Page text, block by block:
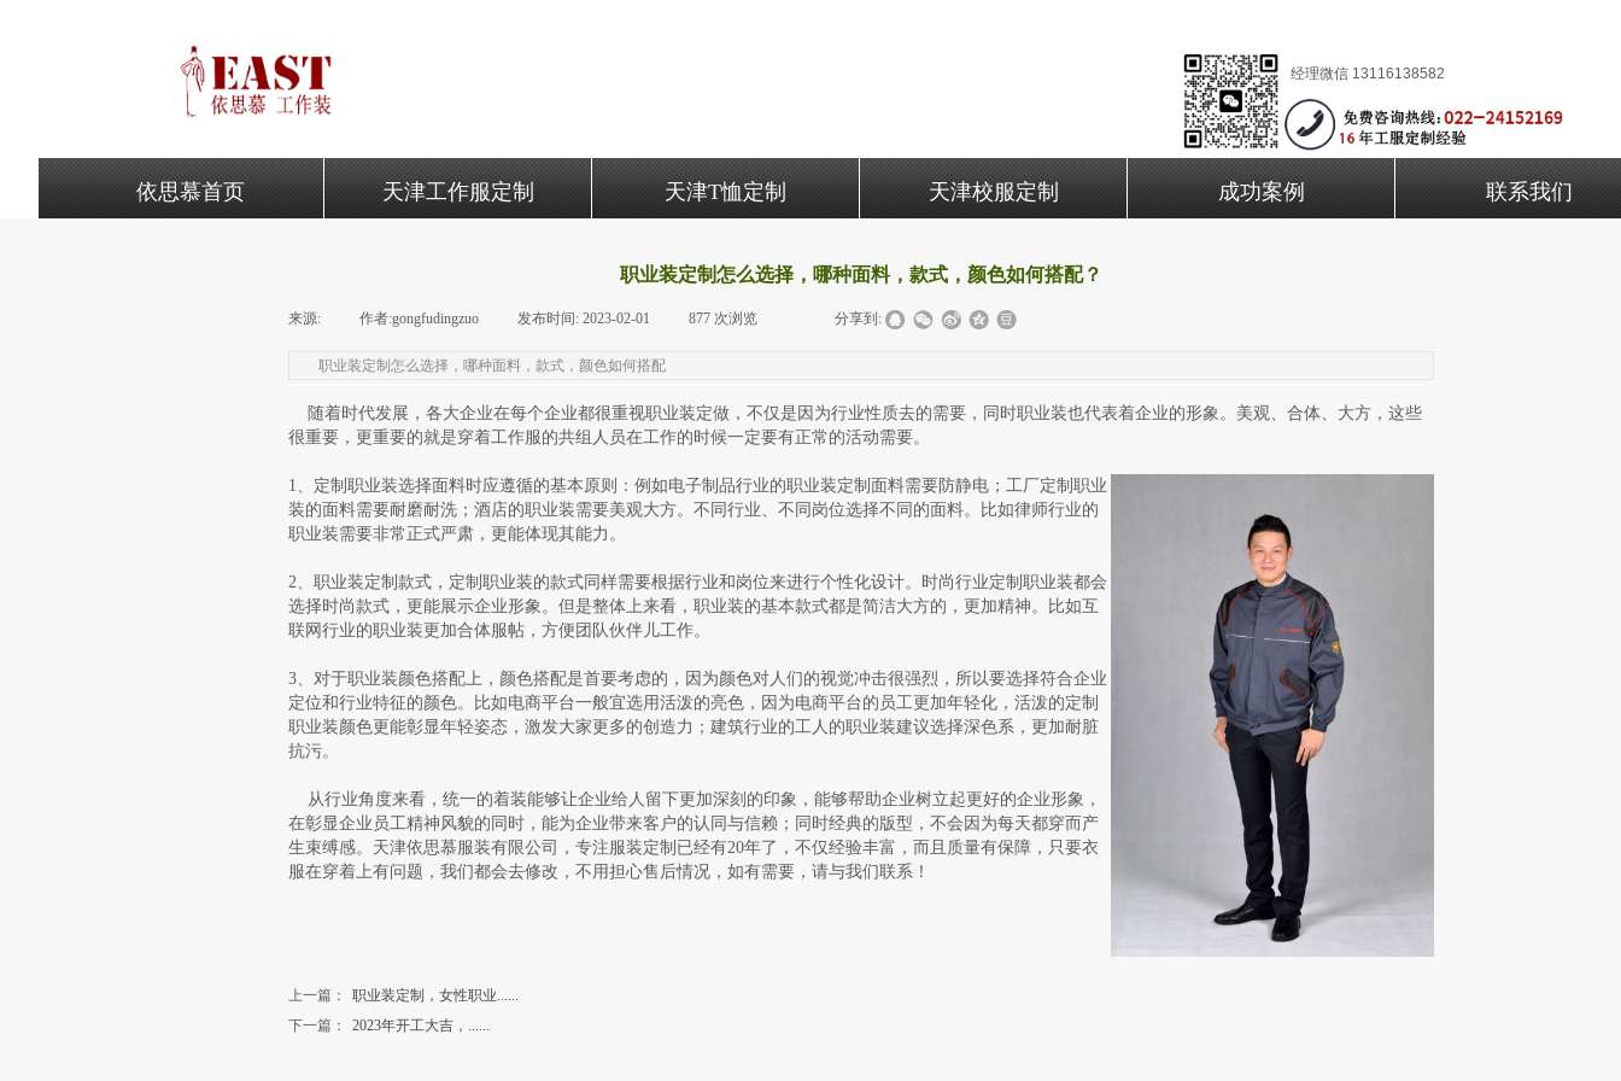
经理微信 13116138582
依思慕首页 天津工作服定制 天津T恤定制 天津校服定制 成功案例 联系我们
职业装定制怎么选择，哪种面料，款式，颜色如何搭配？
来源: 作者:gongfudingzuo 发布时间: 2023-02-01 877 次浏览 分享到:
职业装定制怎么选择，哪种面料，款式，颜色如何搭配
随着时代发展，各大企业在每个企业都很重视职业装定做，不仅是因为行业性质去的需要，同时职业装也代表着企业的形象。美观、合体、大方，这些
很重要，更重要的就是穿着工作服的共组人员在工作的时候一定要有正常的活动需要。
1、定制职业装选择面料时应遵循的基本原则：例如电子制品行业的职业装定制面料需要防静电；工厂定制职业
装的面料需要耐磨耐洗；酒店的职业装需要美观大方。不同行业、不同岗位选择不同的面料。比如律师行业的
职业装需要非常正式严肃，更能体现其能力。
2、职业装定制款式，定制职业装的款式同样需要根据行业和岗位来进行个性化设计。时尚行业定制职业装都会
选择时尚款式，更能展示企业形象。但是整体上来看，职业装的基本款式都是简洁大方的，更加精神。比如互
联网行业的职业装更加合体服帖，方便团队伙伴儿工作。
3、对于职业装颜色搭配上，颜色搭配是首要考虑的，因为颜色对人们的视觉冲击很强烈，所以要选择符合企业
定位和行业特征的颜色。比如电商平台一般宜选用活泼的亮色，因为电商平台的员工更加年轻化，活泼的定制
职业装颜色更能彰显年轻姿态，激发大家更多的创造力；建筑行业的工人的职业装建议选择深色系，更加耐脏
抗污。
从行业角度来看，统一的着装能够让企业给人留下更加深刻的印象，能够帮助企业树立起更好的企业形象，
在彰显企业员工精神风貌的同时，能为企业带来客户的认同与信赖；同时经典的版型，不会因为每天都穿而产
生束缚感。天津依思慕服装有限公司，专注服装定制已经有20年了，不仅经验丰富，而且质量有保障，只要衣
服在穿着上有问题，我们都会去修改，不用担心售后情况，如有需要，请与我们联系！
上一篇：
职业装定制，女性职业......
下一篇：
2023年开工大吉，......